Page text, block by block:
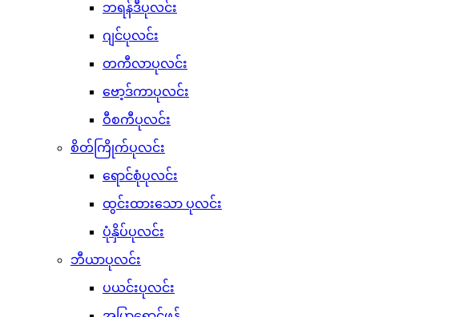
ဘရန်ဒီပုလင်း
ဂျင်ပုလင်း
တကီလာပုလင်း
ဗော့ဒ်ကာပုလင်း
ဝီစကီပုလင်း
စိတ်ကြိုက်ပုလင်း
ရောင်စုံပုလင်း
ထွင်းထားသော ပုလင်း
ပုံနှိပ်ပုလင်း
ဘီယာပုလင်း
ပယင်းပုလင်း